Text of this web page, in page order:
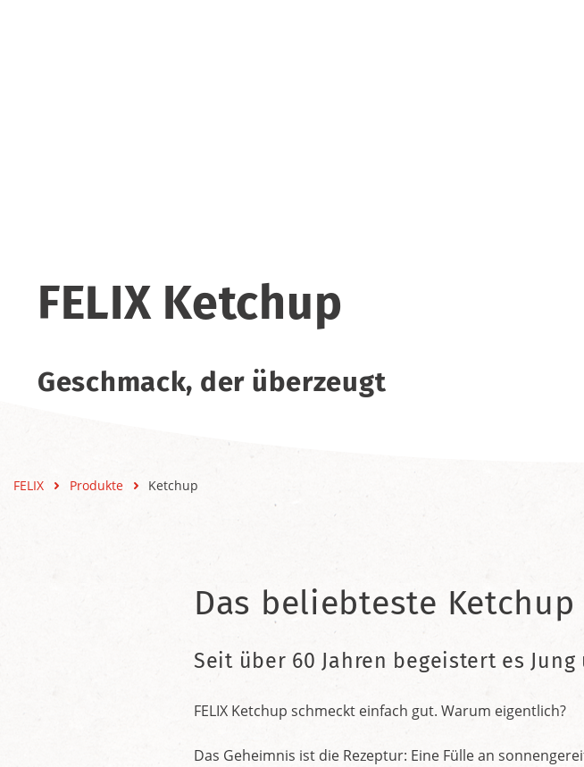
FELIX Ketchup
Geschmack, der überzeugt
FELIX Produkte Ketchup
Das beliebteste Ketchup
Seit über 60 Jahren begeistert es Jung
FELIX Ketchup schmeckt einfach gut. Warum eigentlich?
Das Geheimnis ist die Rezeptur: Eine Fülle an